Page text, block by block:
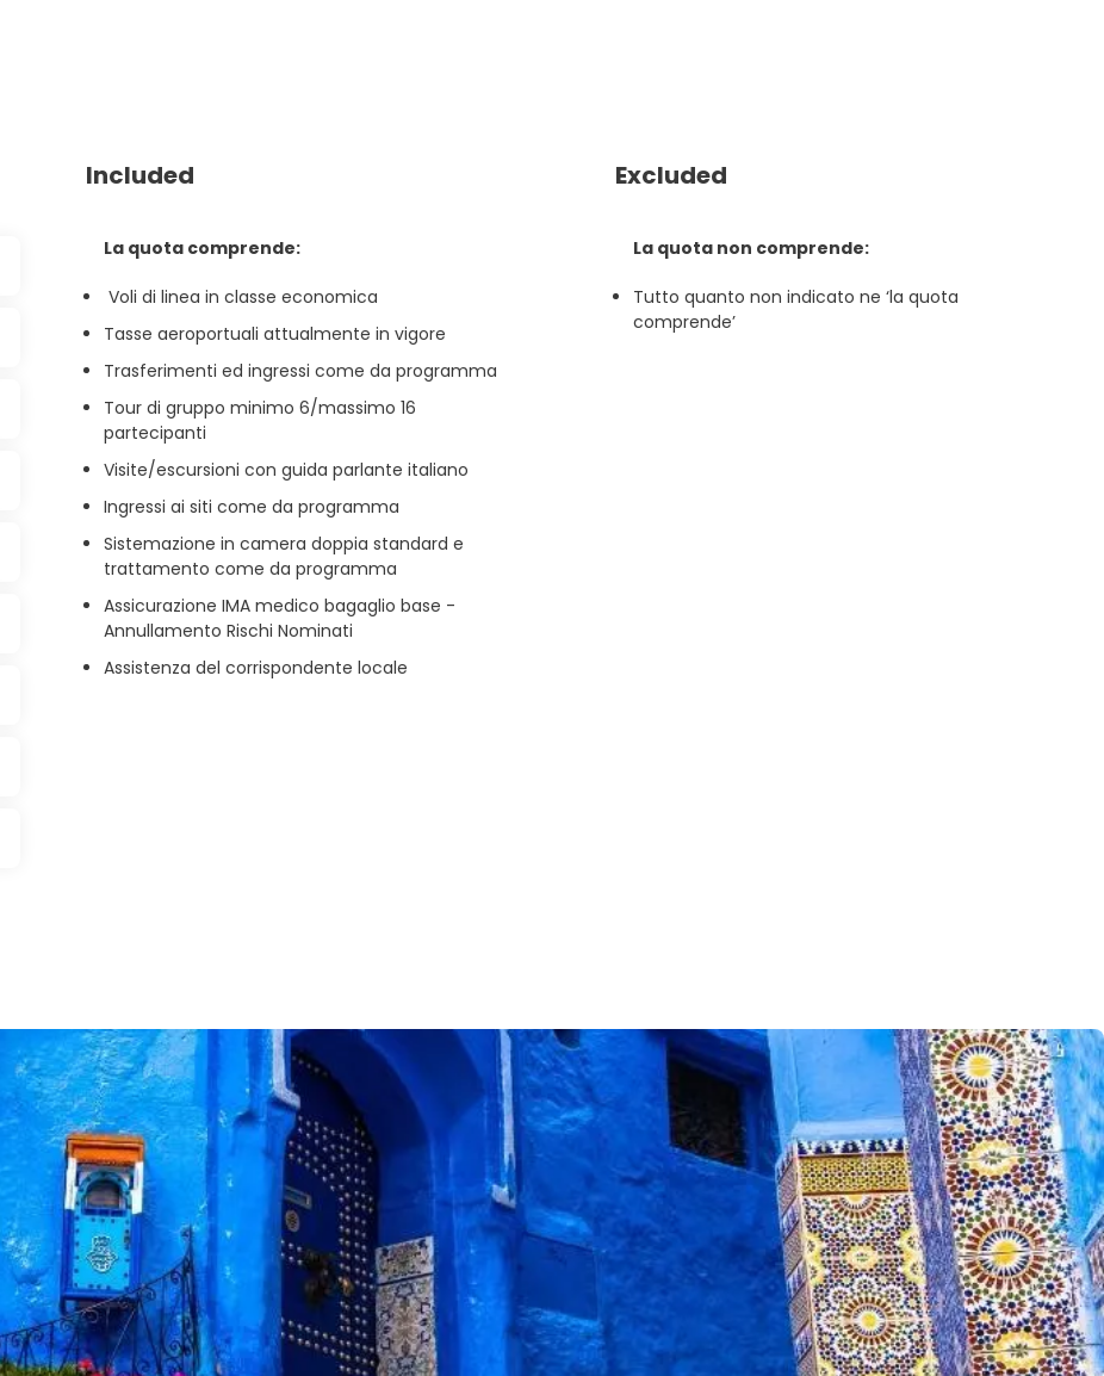
Included
La quota comprende:
Voli di linea in classe economica
Tasse aeroportuali attualmente in vigore
Trasferimenti ed ingressi come da programma
Tour di gruppo minimo 6/massimo 16
partecipanti
Visite/escursioni con guida parlante italiano
Ingressi ai siti come da programma
Sistemazione in camera doppia standard e
trattamento come da programma
Assicurazione IMA medico bagaglio base -
Annullamento Rischi Nominati
Assistenza del corrispondente locale
Excluded
La quota non comprende:
Tutto quanto non indicato ne ‘la quota
comprende’